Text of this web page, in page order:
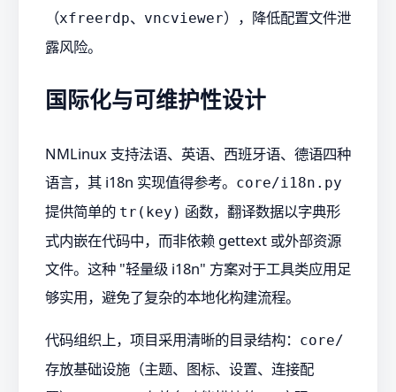
（xfreerdp、 vncviewer），降低配置文件泄
露风险。
国际化与可维护性设计
NMLinux 支持法语、英语、西班牙语、德语四种
语言，其 i18n 实现值得参考。 core/i18n.py
提供简单的 tr(key) 函数，翻译数据以字典形
式内嵌在代码中，而非依赖 gettext 或外部资源
文件。这种 "轻量级 i18n" 方案对于工具类应用足
够实用，避免了复杂的本地化构建流程。
代码组织上，项目采用清晰的目录结构： core/
存放基础设施（主题、图标、设置、连接配